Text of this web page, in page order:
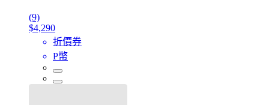
(9)
$4,290
折價券
P幣